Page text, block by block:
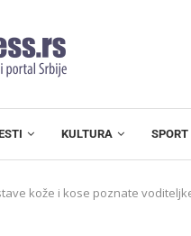
KULTURA SPORT
kože i kose poznate